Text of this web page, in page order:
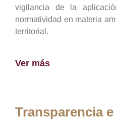
vigilancia de la
normatividad en materia
territorial.
Ver más
Transparencia